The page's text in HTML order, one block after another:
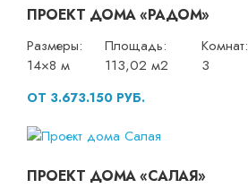
ПРОЕКТ ДОМА «РАДОМ»
Размеры:
14×8 м
Площадь:
113,02 м2
Комнат:
3
ОТ 3.673.150 РУБ.
ПРОЕКТ ДОМА «САЛАЯ»